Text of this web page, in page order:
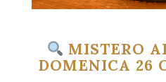
MISTERO
DOMENICA 26